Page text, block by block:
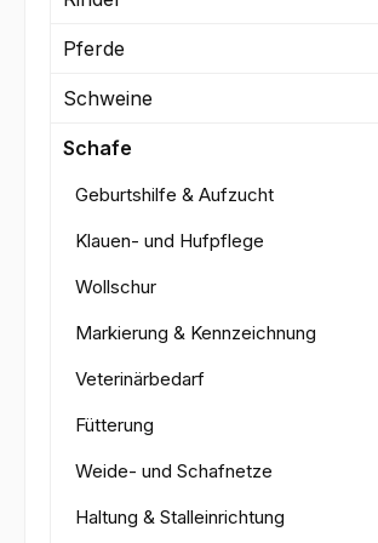
Pferde
Schweine
Schafe
Geburtshilfe & Aufzucht
Klauen- und Hufpflege
Wollschur
Markierung & Kennzeichnung
Veterinärbedarf
Fütterung
Weide- und Schafnetze
Haltung & Stalleinrichtung